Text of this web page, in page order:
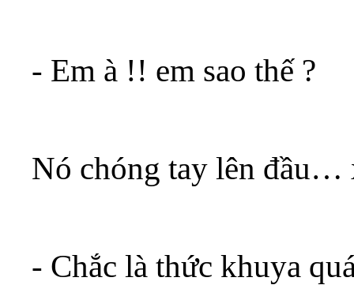
- Em à !! em sao thế ?
Nó chóng tay lên
- Chắc là thức khuya